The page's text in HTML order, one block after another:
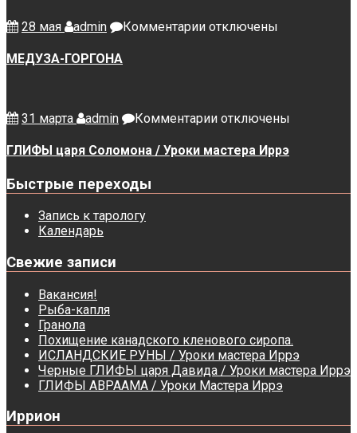
28 мая admin Комментариикотключены
МЕДУЗА-ГОРГОНА
31 марта admin Комментариик
ГЛИФЫ
/
отключены
ГЛИФЫ царя Соломона / Уроки мастера Иррэ
Быстрые переходы
Запись к тарологу
Календарь
Свежие записи
Вакансия!
Рыба-капля
Гранола
Похищение канадского кленового сиропа.
ИСЛАНДСКИЕ РУНЫ / Уроки мастера Иррэ
Черные ГЛИФЫ царя Давида / Уроки мастера Иррэ
ГЛИФЫ АВРААМА / Уроки Мастера Иррэ
Иррион